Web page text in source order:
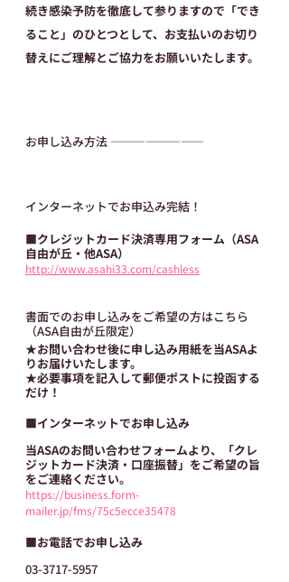
続き感染予防を徹底して参りますので「でき
ること」のひとつとして、お支払いのお切り
替えにご理解とご協力をお願いいたします。
お申し込み方法 ――――――――
インターネットでお申込み完結！
■クレジットカード決済専用フォーム（ASA
自由が丘・他ASA）
http://www.asahi33.com/cashless
書面でのお申し込みをご希望の方はこちら
（ASA自由が丘限定）
★お問い合わせ後に申し込み用紙を当ASAよ
りお届けいたします。
★必要事項を記入して郵便ポストに投函する
だけ！
■インターネットでお申し込み
当ASAのお問い合わせフォームより、「クレ
ジットカード決済・口座振替」をご希望の旨
をご連絡ください。
https://business.form-
mailer.jp/fms/75c5ecce35478
■お電話でお申し込み
03-3717-5957